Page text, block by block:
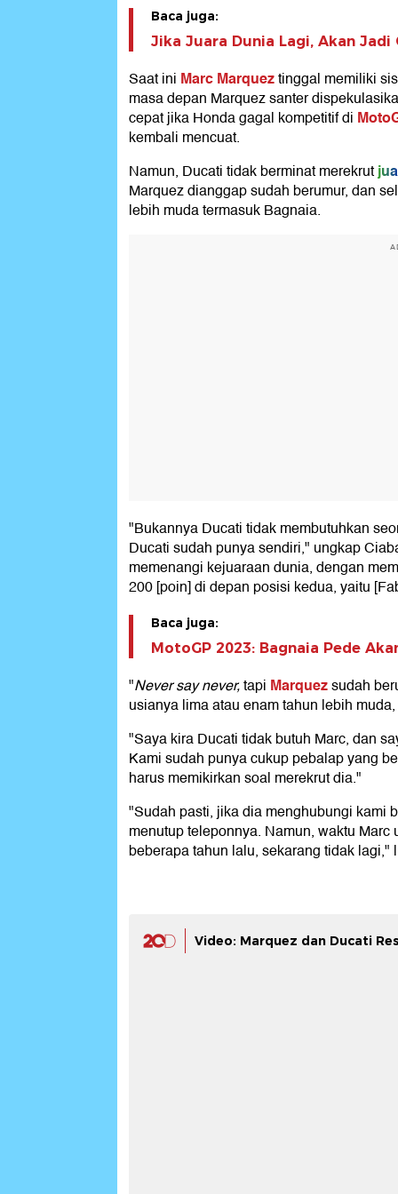
Baca juga:
Jika Juara Dunia Lagi, Akan
Saat ini Marc Marqueztinggal memiliki
masa depan Marquez santer
cepat jika Honda gagal kompetitif di
kembali mencuat.
Namun, Ducati tidak berminat merekrut
Marquez dianggap sudah berumur, dan
lebih muda termasuk Bagnaia.
"Bukannya Ducati tidak membutuhkan
Ducati sudah punya sendiri," ungkap
memenangi kejuaraan dunia, dengan
200 [poin] di depan posisi kedua, yaitu
Baca juga:
MotoGP 2023: Bagnaia Pede
"Never say never,tapi Marquezsudah
usianya lima atau enam tahun lebih
"Saya kira Ducati tidak butuh Marc, dan
Kami sudah punya cukup pebalap yang
harus memikirkan soal merekrut dia."
"Sudah pasti, jika dia menghubungi kami
menutup teleponnya. Namun, waktu
beberapa tahun lalu, sekarang tidak lagi,"
Video: Marquez dan Ducati